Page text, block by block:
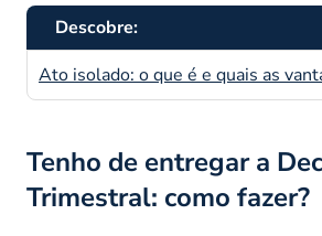
Descobre:
Ato isolado: o que é e quais as
Tenho de entregar a
Trimestral: como fazer?